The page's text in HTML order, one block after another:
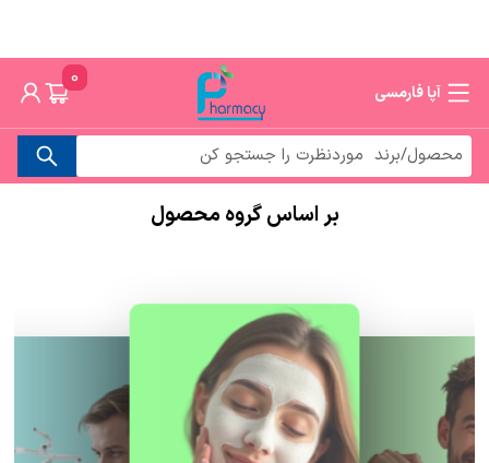
آپا فارمسی
0
بر اساس گروه محصول